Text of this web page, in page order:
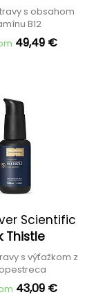
s obsahom
B12
49,49 €
Scientific
Thistle
s výťažkom z
43,09 €